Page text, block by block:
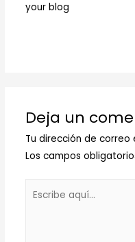
your blog
Deja un
Tu dirección de
Los campos